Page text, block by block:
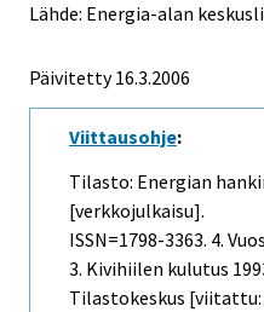
Lähde: Energia-alan
Päivitetty16.3.2006
Viittausohje:
Tilasto: Energian
[verkkojulkaisu].
ISSN=1798-3363. 4.
3. Kivihiilen kulutus
Tilastokeskus [viitattu: